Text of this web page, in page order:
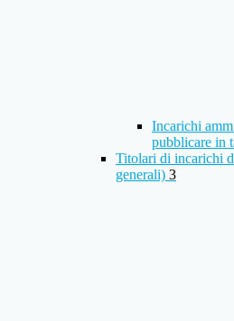
Incarichi
pubblicare in
Titolari di incarichi
generali) 3